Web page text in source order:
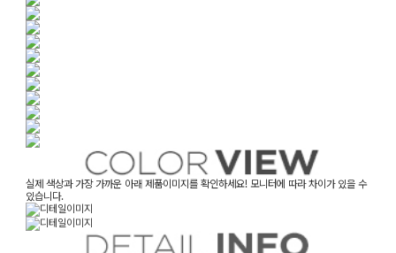
실제 색상과 가장 가까운 아래 제품이미지를 확인하세요! 모니터에 따라 차이가 있을 수
있습니다.